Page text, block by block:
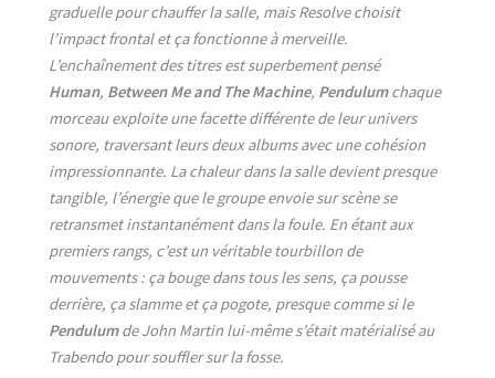
graduelle pour chauffer la salle, mais Resolve choisit
l’impact frontal et ça fonctionne à merveille.
L’enchaînement des titres est superbement pensé
Human, Between Me and The Machine, Pendulumchaque
morceau exploite une facette différente de leur univers
sonore, traversant leurs deux albums avec une cohésion
impressionnante. La chaleur dans la salle devient presque
tangible, l’énergie que le groupe envoie sur scène se
retransmet instantanément dans la foule. En étant aux
premiers rangs, c’est un véritable tourbillon de
mouvements : ça bouge dans tous les sens, ça pousse
derrière, ça slamme et ça pogote, presque comme si le
Pendulumde John Martin lui-même s’était matérialisé au
Trabendo pour souffler sur la fosse.